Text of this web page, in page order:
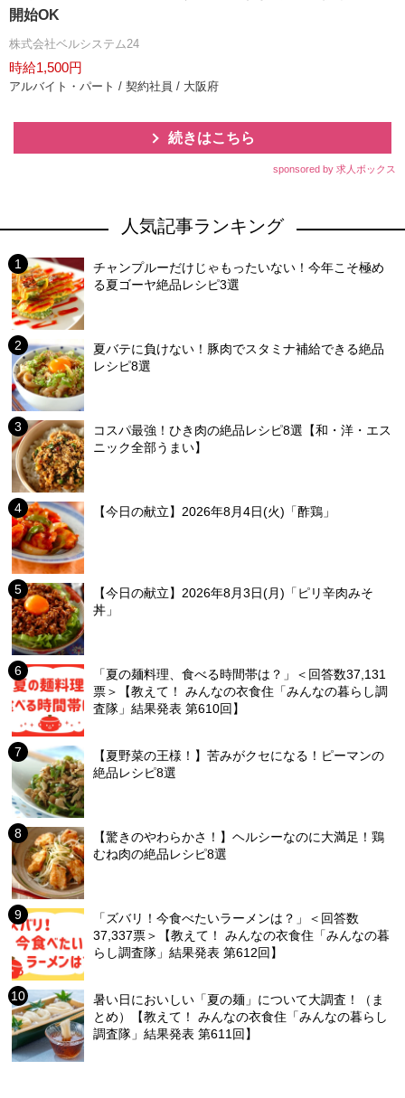
開始OK
株式会社ベルシステム24
時給1,500円
アルバイト・パート / 契約社員 / 大阪府
続きはこちら
sponsored by 求人ボックス
人気記事ランキング
チャンプルーだけじゃもったいない！今年こそ極め
る夏ゴーヤ絶品レシピ3選
夏バテに負けない！豚肉でスタミナ補給できる絶品
レシピ8選
コスパ最強！ひき肉の絶品レシピ8選【和・洋・エス
ニック全部うまい】
【今日の献立】2026年8月4日(火)「酢鶏」
【今日の献立】2026年8月3日(月)「ピリ辛肉みそ
丼」
「夏の麺料理、食べる時間帯は？」＜回答数37,131
票＞【教えて！ みんなの衣食住「みんなの暮らし調
査隊」結果発表 第610回】
【夏野菜の王様！】苦みがクセになる！ピーマンの
絶品レシピ8選
【驚きのやわらかさ！】ヘルシーなのに大満足！鶏
むね肉の絶品レシピ8選
「ズバリ！今食べたいラーメンは？」＜回答数
37,337票＞【教えて！ みんなの衣食住「みんなの暮
らし調査隊」結果発表 第612回】
暑い日においしい「夏の麺」について大調査！（ま
とめ）【教えて！ みんなの衣食住「みんなの暮らし
調査隊」結果発表 第611回】